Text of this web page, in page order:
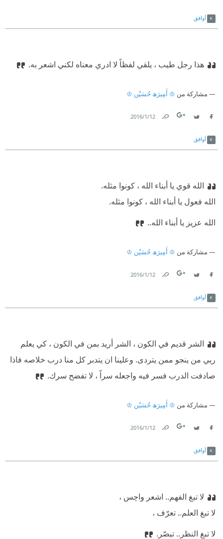
أوافق
هذا رجل طيب ، يلقي لفظاً لا ادري معناه لكني اشعر به.
مشاركة من ♔ أَمِيرَﮪ حُسَيْن ♔
12‏/1‏/2016
أوافق
الله قوي يا أبناء الله ، كونوا مثله.
الله فعول يا أبناء الله ، كونوا مثله.
الله عزيز يا أبناء الله..
مشاركة من ♔ أَمِيرَﮪ حُسَيْن ♔
12‏/1‏/2016
أوافق
الشر قديم في الكون ، الشر أريد بمن في الكون ، كي يعلم
ربي من ينجو ممن يتردى. وعلينا ان يتدبر كل منا درب خلاصه فاذا
صادفت الدرب فسر فيه واجعله سراً ، لا تفضح سرك.
مشاركة من ♔ أَمِيرَﮪ حُسَيْن ♔
12‏/1‏/2016
أوافق
لا تبغ الفهم.. اشعر واحِس ،
لا تبغ العلم.. تعرّف ،
لا تبغ النظر.. تبصّر.